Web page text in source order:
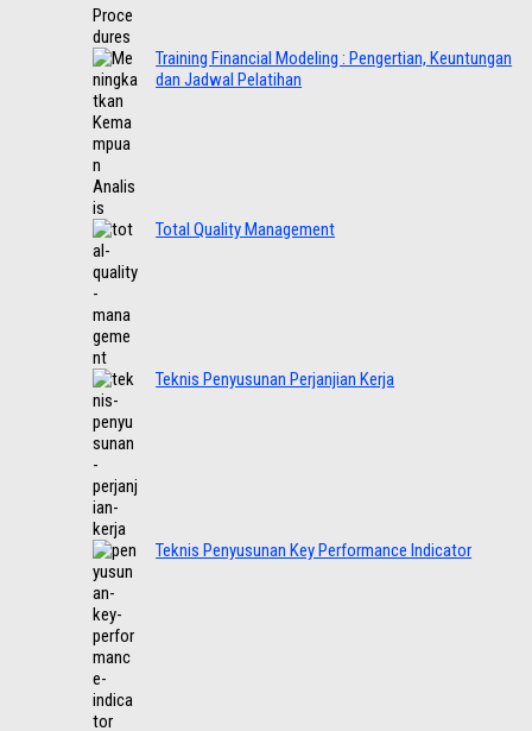
Training Financial Modeling : Pengertian, Keuntungan
dan Jadwal Pelatihan
Total Quality Management
Teknis Penyusunan Perjanjian Kerja
Teknis Penyusunan Key Performance Indicator